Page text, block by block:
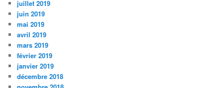
juillet 2019
juin 2019
mai 2019
avril 2019
mars 2019
février 2019
janvier 2019
décembre 2018